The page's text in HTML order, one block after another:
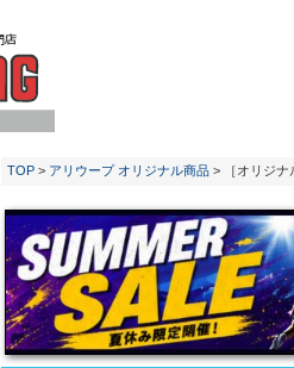
TOP > アリウープ オリジナル商品 > ［オリジナ